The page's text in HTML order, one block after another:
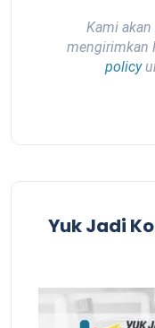
Kami
mengirimkan
policy
Yuk Jadi